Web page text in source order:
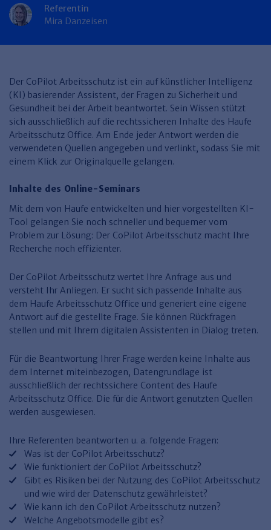
Personalmanagement und
Organisation
Talentmanagement
Entgeltabrechnung
Steuerkanzlei und Gebühren
Software und Tools
Familien- und Erbrecht
Miet- und WE-Recht
Rechtsanwaltskanzlei und Gebühren
Wirtschaftsrecht
Sozialrecht
Compliance
Insolvenzrecht
Medizinrecht
Miet- und Bestandsverwaltung
WEG-Verwaltung
Immobilienverwaltung
Finden Sie Ihr Thema
TV-L
Kommunale Finanzen
SGB & Sozialwesen
Arbeitsschutz & BGM
Arbeitsschutz
Betriebliches
Gesundheitsmanagement
Produktpräsentationen
Finden Sie Ihr Thema
Haufe Personal Office
Haufe Finance Office
Haufe Zeugnis Manager
Sozialrechtprodukte
Haufe Arbeitsschutz
Haufe TVöD/TV-L Office
Haufe Immobilien
Referentin
Mira Danzeisen
Der CoPilot Arbeitsschutz ist ein auf künstlicher Intelligenz
(KI) basierender Assistent, der Fragen zu Sicherheit und
Gesundheit bei der Arbeit beantwortet. Sein Wissen stützt
sich ausschließlich auf die rechtssicheren Inhalte des Haufe
Arbeitsschutz Office. Am Ende jeder Antwort werden die
verwendeten Quellen angegeben und verlinkt, sodass Sie mit
einem Klick zur Originalquelle gelangen.
Inhalte des Online-Seminars
Mit dem von Haufe entwickelten und hier vorgestellten KI-
Tool gelangen Sie noch schneller und bequemer vom
Problem zur Lösung: Der CoPilot Arbeitsschutz macht Ihre
Recherche noch effizienter.
Der CoPilot Arbeitsschutz wertet Ihre Anfrage aus und
versteht Ihr Anliegen. Er sucht sich passende Inhalte aus
dem Haufe Arbeitsschutz Office und generiert eine eigene
Antwort auf die gestellte Frage. Sie können Rückfragen
stellen und mit Ihrem digitalen Assistenten in Dialog treten.
Für die Beantwortung Ihrer Frage werden keine Inhalte aus
dem Internet miteinbezogen, Datengrundlage ist
ausschließlich der rechtssichere Content des Haufe
Arbeitsschutz Office. Die für die Antwort genutzten Quellen
werden ausgewiesen.
Ihre Referenten beantworten u. a. folgende Fragen:
Was ist der CoPilot Arbeitsschutz?
Wie funktioniert der CoPilot Arbeitsschutz?
Gibt es Risiken bei der Nutzung des CoPilot Arbeitsschutz
und wie wird der Datenschutz gewährleistet?
Wie kann ich den CoPilot Arbeitsschutz nutzen?
Welche Angebotsmodelle gibt es?